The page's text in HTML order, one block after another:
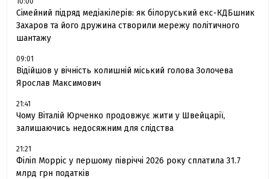
Сімейний підряд медіакілерів: як білоруський екс-КДБшник
Захаров та його дружина створили мережу політичного
шантажу
09:01
Відійшов у вічність колишній міський голова Золочева
Ярослав Максимович
21:41
Чому Віталій Юрченко продовжує жити у Швейцарії,
залишаючись недосяжним для слідства
21:21
Філіп Морріс у першому півріччі 2026 року сплатила 31.7
млрд грн податків